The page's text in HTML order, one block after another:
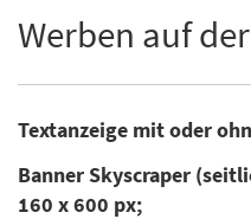
Werben auf
Textanzeige mit oder
Banner Skyscraper
160 x 600 px;